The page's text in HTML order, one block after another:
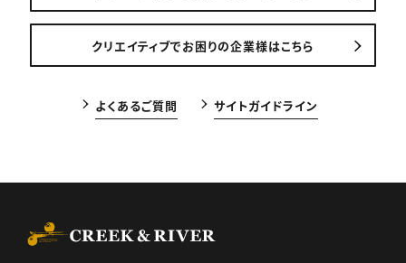
クリエイティブでお困りの企業様はこちら
よくあるご質問 サイトガイドライン